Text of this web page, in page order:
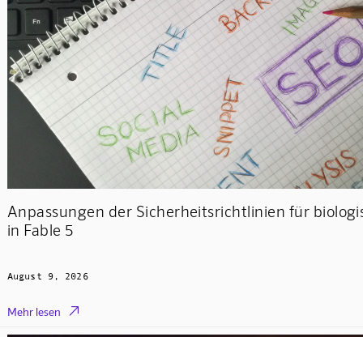
Anpassungen der Sicherheitsrichtlinien für
in Fable 5
August 9, 2026
Mehr lesen 